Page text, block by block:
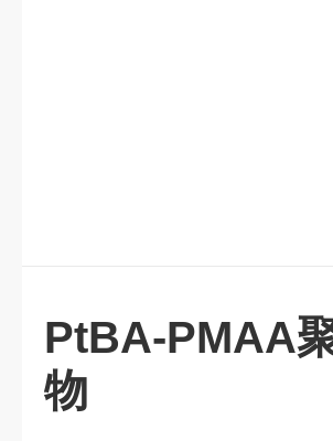
PtBA-PMAA
物